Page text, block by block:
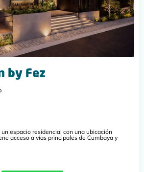
by Fez
un espacio residencial con una ubicación
acceso a vías principales de Cumbaya y